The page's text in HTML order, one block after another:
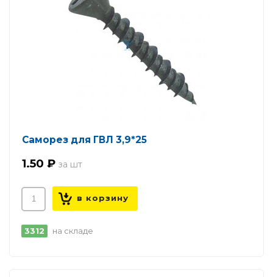
Саморез для ГВЛ 3,9*25
1.50 ₽
3312 на складе